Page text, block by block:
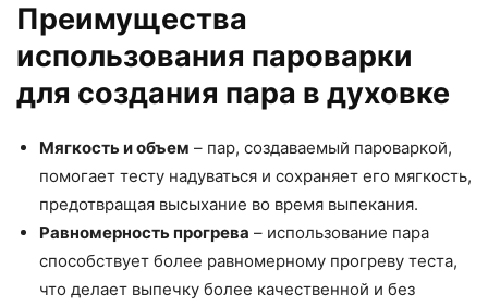
Преимущества
использования пароварки
для создания пара в духовке
Мягкость и объем – пар, создаваемый пароваркой,
помогает тесту надуваться и сохраняет его мягкость,
предотвращая высыхание во время выпекания.
Равномерность прогрева – использование пара
способствует более равномерному прогреву теста,
что делает выпечку более качественной и без